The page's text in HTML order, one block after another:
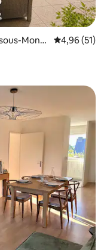
Montf
Vlerësimi
4,96 (51)